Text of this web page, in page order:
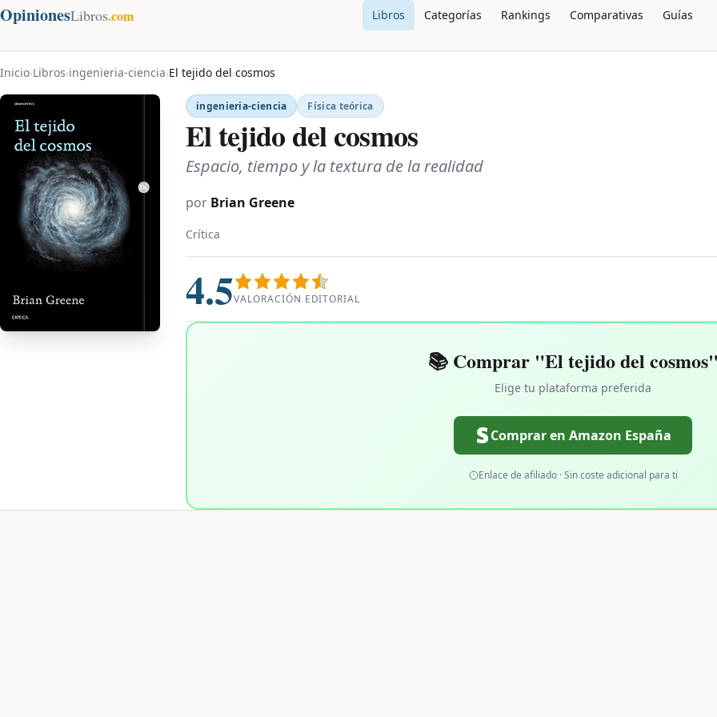
OpinionesLibros.com Libros Categorías Rankings Comparativas Guías
Inicio›Libros›ingenieria-ciencia›El tejido del cosmos
ingenieria-ciencia Física teórica
El tejido del cosmos
Espacio, tiempo y la textura de la realidad
por Brian Greene
Crítica
4.5VALORACIÓN EDITORIAL
📚 Comprar "El tejido del
Elige tu plataforma preferida
Comprar en Amazon España
Enlace de afiliado · Sin coste adicional para ti